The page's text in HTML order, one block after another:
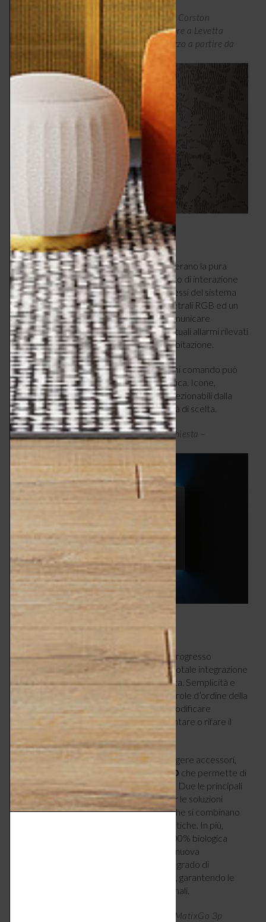
Linea trasparente con levette in bronzo di Corston
Architectural Detail, Doppio 2x Interruttore a Levetta
Verticale Bronzo Trasparente 38185, prezzo a partire da
7 – BREVETTATA
Le placche brevettate EGO SMART superano la pura
funzione estetica e diventano un elemento di interazione
con l’utente e con gli altri dispositivi connessi del sistema
ChoruSmart. Grazie a strisce led perimetrali RGB ed un
display grafico sono in grado, infatti, di comunicare
all’utente stati di funzionamento ed eventuali allarmi rilevati
da altre funzioni smart che controllano l’abitazione.
Per riconoscere la funzione associata, ogni comando può
essere collegato a una diversa forma grafica. Icone,
messaggi e colori di illuminazione sono selezionabili dalla
App Home Gateway con un’ampia varietà di scelta.
Serie ChoruSmart di Gewiss, prezzo su richiesta –
8 – SPERIMENTALE
La lineaMatixGOrappresenta l’ultimo progresso
BTicino
per raggiungere la totale integrazione
delle funzioni smart in tutta la sua proposta. Semplicità e
flessibilità sono sicuramente due delle parole d’ordine della
collezione che consente di realizzare o modificare
un’installazione senza la necessità di smontare o rifare il
Un altro vantaggio è la possibilità di aggiungere accessori,
IdroGO che permette di
proteggere l’impianto dagli agenti esterni. Due le principali
tonalità protagoniste dei tasti: bianco, per le soluzioni
standard, e grigio, per le soluzioni smart, che si combinano
con altre 10 finiture, sempre monocromatiche. In più,
, la placca 100% biologica
realizzata con materiale compostabile di nuova
generazione costituita da biopolimeri e in grado di
conservare la propria integrità nel tempo, garantendo le
stesse performance dei polimeri tradizionali.
Serie MatixGo di Bticino, placca BTicino MatixGo 3p